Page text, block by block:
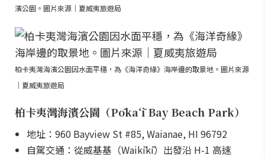
濱公園。圖片來源｜夏威夷旅遊局
柏卡夷灣海濱公園因水面平穩，為《海洋奇緣》海岸邊的取景地。圖片來源
｜夏威夷旅遊局
柏卡夷灣海濱公園（Pōkaʻī Bay Beach Park）
地址：960 Bayview St #85, Waianae, HI 96792
自駕交通：從威基基（Waikīkī）出發沿 H-1 高速